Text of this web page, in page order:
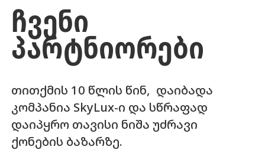
ᲩᲕᲔᲜᲘ
ᲞᲐᲠᲢᲜᲘᲝᲠᲔᲑᲘ
თითქმის 10 წლის წინ, დაიბადა
კომპანია SkyLux-ი და სწრაფად
დაიპყრო თავისი ნიშა უძრავი
ქონების ბაზარზე.